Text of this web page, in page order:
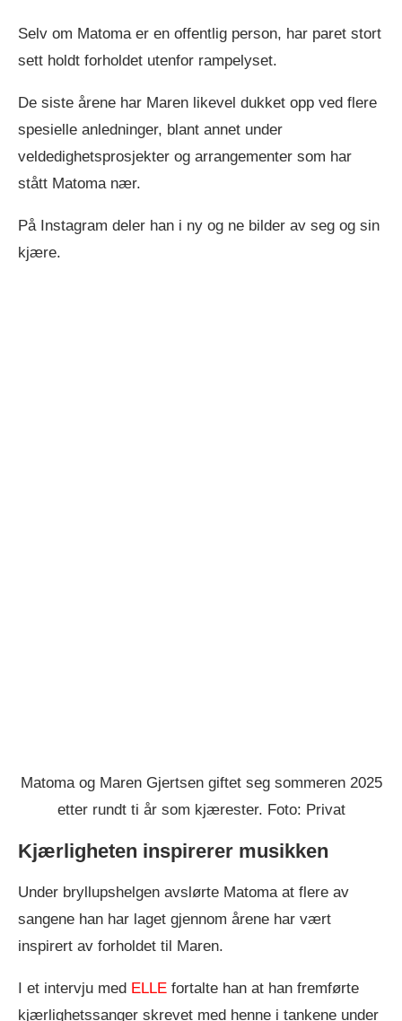
Selv om Matoma er en offentlig person, har paret stort
sett holdt forholdet utenfor rampelyset.
De siste årene har Maren likevel dukket opp ved flere
spesielle anledninger, blant annet under
veldedighetsprosjekter og arrangementer som har
stått Matoma nær.
På Instagram deler han i ny og ne bilder av seg og sin
kjære.
Matoma og Maren Gjertsen giftet seg sommeren 2025
etter rundt ti år som kjærester. Foto: Privat
Kjærligheten inspirerer musikken
Under bryllupshelgen avslørte Matoma at flere av
sangene han har laget gjennom årene har vært
inspirert av forholdet til Maren.
I et intervju med ELLE fortalte han at han fremførte
kjærlighetssanger skrevet med henne i tankene under